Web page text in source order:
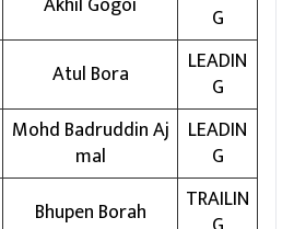
G
Atul Bora
LEADIN
G
Mohd Badruddin Aj
mal
LEADIN
G
Bhupen Borah
TRAILIN